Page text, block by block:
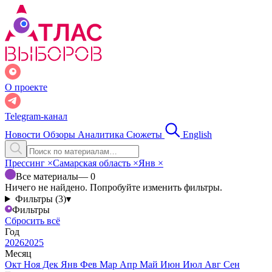
О проекте
Telegram-канал
Новости Обзоры Аналитика Сюжеты English
Прессинг ×Самарская область ×Янв ×
Все материалы— 0
Ничего не найдено. Попробуйте изменить фильтры.
Фильтры (3)▾
Фильтры
Сбросить всё
Год
20262025
Месяц
Окт Ноя Дек Янв Фев Мар Апр Май Июн Июл Авг Сен